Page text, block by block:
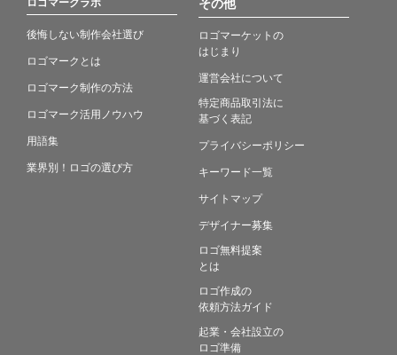
後悔しない制作会社選び
ロゴマークとは
ロゴマーク制作の方法
ロゴマーク活用ノウハウ
用語集
業界別！ロゴの選び方
ロゴマーケットの
はじまり
運営会社について
特定商品取引法に
基づく表記
プライバシーポリシー
キーワード一覧
サイトマップ
デザイナー募集
ロゴ無料提案
とは
ロゴ作成の
依頼方法ガイド
起業・会社設立の
ロゴ準備